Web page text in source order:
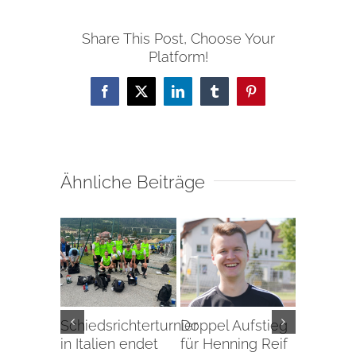
Share This Post, Choose Your
Platform!
Facebook
X LinkedInTumblrPinterest
Ähnliche Beiträge
Schiedsrichterturnier
in Italien endet
Doppel Aufstieg
für Henning Reif